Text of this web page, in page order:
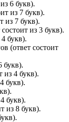
6 букв).
из 7 букв).
из 7 букв).
состоит из 3 букв).
4 букв).
(ответ состоит
букв).
из 4 букв).
букв).
букв).
из 8 букв).